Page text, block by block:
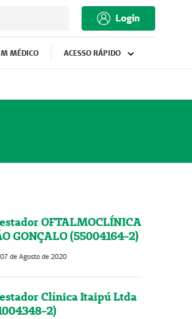
Login
MÉDICO ACESSO RÁPIDO
OFTALMOCLÍNICA
GONÇALO (55004164-2)
07 de Agosto de 2020
Clínica Itaipú Ltda
2)